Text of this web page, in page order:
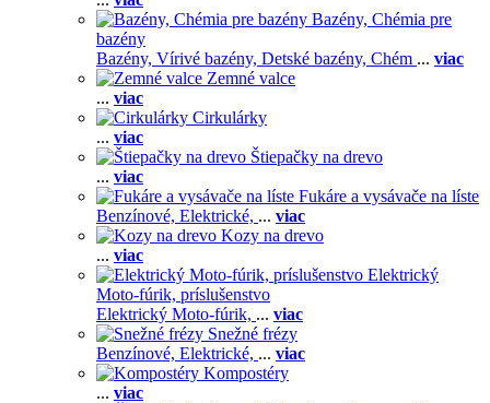
Bazény, Chémia pre
bazény
Bazény, Vírivé bazény, Detské bazény, Chém ... viac
Zemné valce
... viac
Cirkulárky
... viac
Štiepačky na drevo
... viac
Fukáre a vysávače na líste
Benzínové, Elektrické, ... viac
Kozy na drevo
... viac
Elektrický
Moto-fúrik, príslušenstvo
Elektrický Moto-fúrik, ... viac
Snežné frézy
Benzínové, Elektrické, ... viac
Kompostéry
... viac